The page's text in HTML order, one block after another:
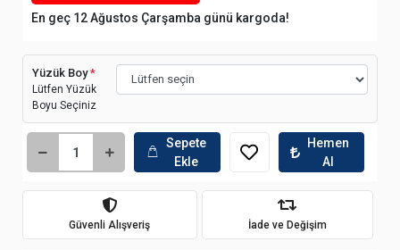
En geç 12 Ağustos Çarşamba günü kargoda!
Yüzük Boy*
Lütfen Yüzük
Boyu Seçiniz
Sepete
Ekle
Hemen
Al
Güvenli Alışveriş İade ve Değişim